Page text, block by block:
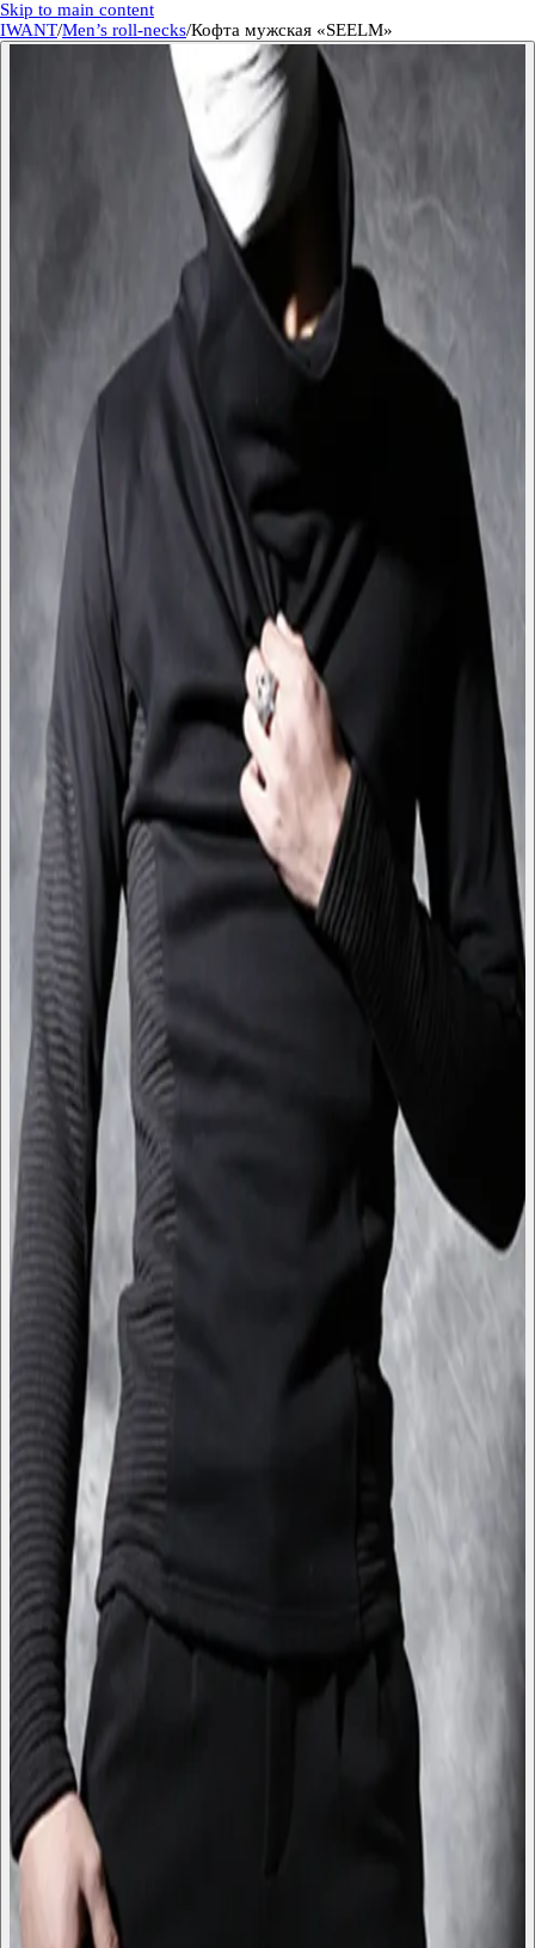
Skip to main content
IWANT/Men’s roll-necks/Кофта мужская «SEELM»